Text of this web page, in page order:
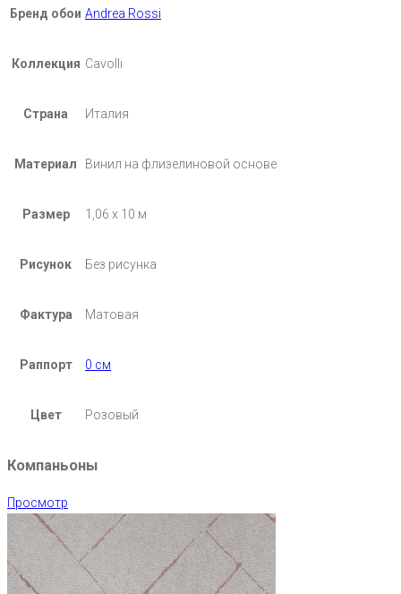
Бренд обои Andrea Rossi
Коллекция Cavolli
Страна Италия
Материал Винил на флизелиновой основе
Размер 1,06 х 10 м
Рисунок Без рисунка
Фактура Матовая
Раппорт 0 см
Цвет Розовый
Компаньоны
Просмотр